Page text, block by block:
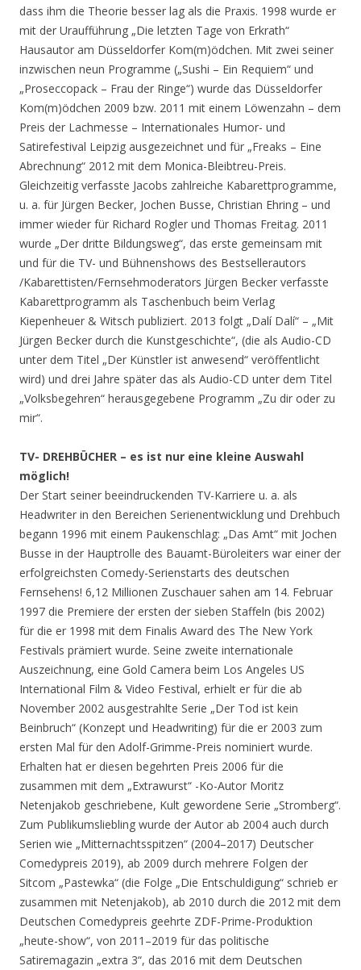
dass ihm die Theorie besser lag als die Praxis. 1998 wurde er
mit der Uraufführung „Die letzten Tage von Erkrath“
Hausautor am Düsseldorfer Kom(m)ödchen. Mit zwei seiner
inzwischen neun Programme („Sushi – Ein Requiem“ und
„Proseccopack – Frau der Ringe“) wurde das Düsseldorfer
Kom(m)ödchen 2009 bzw. 2011 mit einem Löwenzahn – dem
Preis der Lachmesse – Internationales Humor- und
Satirefestival Leipzig ausgezeichnet und für „Freaks – Eine
Abrechnung“ 2012 mit dem Monica-Bleibtreu-Preis.
Gleichzeitig verfasste Jacobs zahlreiche Kabarettprogramme,
u. a. für Jürgen Becker, Jochen Busse, Christian Ehring – und
immer wieder für Richard Rogler und Thomas Freitag. 2011
wurde „Der dritte Bildungsweg“, das erste gemeinsam mit
und für die TV- und Bühnenshows des Bestsellerautors
/Kabarettisten/Fernsehmoderators Jürgen Becker verfasste
Kabarettprogramm als Taschenbuch beim Verlag
Kiepenheuer & Witsch publiziert. 2013 folgt „Dalí Dalí“ – „Mit
Jürgen Becker durch die Kunstgeschichte“, (die als Audio-CD
unter dem Titel „Der Künstler ist anwesend“ veröffentlicht
wird) und drei Jahre später das als Audio-CD unter dem Titel
„Volksbegehren“ herausgegebene Programm „Zu dir oder zu
mir“.
TV- DREHBÜCHER – es ist nur eine kleine Auswahl
möglich!
Der Start seiner beeindruckenden TV-Karriere u. a. als
Headwriter in den Bereichen Serienentwicklung und Drehbuch
begann 1996 mit einem Paukenschlag: „Das Amt“ mit Jochen
Busse in der Hauptrolle des Bauamt-Büroleiters war einer der
erfolgreichsten Comedy-Serienstarts des deutschen
Fernsehens! 6,12 Millionen Zuschauer sahen am 14. Februar
1997 die Premiere der ersten der sieben Staffeln (bis 2002)
für die er 1998 mit dem Finalis Award des The New York
Festivals prämiert wurde. Seine zweite internationale
Auszeichnung, eine Gold Camera beim Los Angeles US
International Film & Video Festival, erhielt er für die ab
November 2002 ausgestrahlte Serie „Der Tod ist kein
Beinbruch“ (Konzept und Headwriting) für die er 2003 zum
ersten Mal für den Adolf-Grimme-Preis nominiert wurde.
Erhalten hat er diesen begehrten Preis 2006 für die
zusammen mit dem „Extrawurst“ -Ko-Autor Moritz
Netenjakob geschriebene, Kult gewordene Serie „Stromberg“.
Zum Publikumsliebling wurde der Autor ab 2004 auch durch
Serien wie „Mitternachtsspitzen“ (2004–2017) Deutscher
Comedypreis 2019), ab 2009 durch mehrere Folgen der
Sitcom „Pastewka“ (die Folge „Die Entschuldigung“ schrieb er
zusammen mit Netenjakob), ab 2010 durch die 2012 mit dem
Deutschen Comedypreis geehrte ZDF-Prime-Produktion
„heute-show“, von 2011–2019 für das politische
Satiremagazin „extra 3“, das 2016 mit dem Deutschen